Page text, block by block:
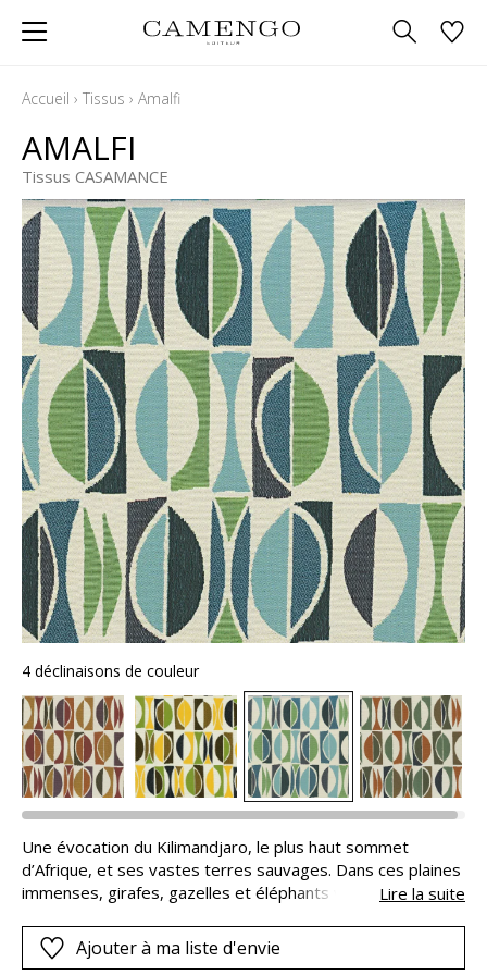
Accueil › Tissus › Amalfi
AMALFI
Tissus CASAMANCE
4 déclinaisons de couleur
Une évocation du Kilimandjaro, le plus haut sommet
d’Afrique, et ses vastes terres sauvages. Dans ces plaines
immenses, girafes, gazelles et éléphants vivent en
panoramique Tanzania retranscrit toute la magie d’un
safari et nous transporte vers un autre ailleurs.
Lire la suite
Ajouter à ma liste d'envie